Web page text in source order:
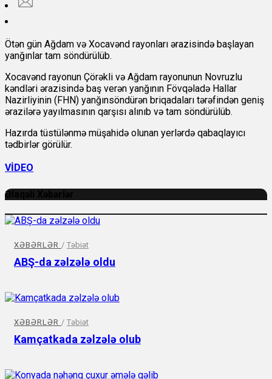
Ötən gün Ağdam və Xocavənd rayonları ərazisində başlayan
yanğınlar tam söndürülüb.
Xocavənd rayonun Çörəkli və Ağdam rayonunun Novruzlu
kəndləri ərazisində baş verən yanğının Fövqəladə Hallar
Nazirliyinin (FHN) yanğınsöndürən briqadaları tərəfindən geniş
ərazilərə yayılmasının qarşısı alınıb və tam söndürülüb.
Hazırda tüstülənmə müşahidə olunan yerlərdə qabaqlayıcı
tədbirlər görülür.
VİDEO
Əlaqəli Xəbərlər
XƏBƏRLƏR / Təbiət
ABŞ-da zəlzələ oldu
XƏBƏRLƏR / Təbiət
Kamçatkada zəlzələ olub